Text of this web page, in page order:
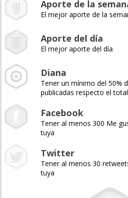
Aporte de la
El mejor aporte de la
Aporte del día
El mejor aporte del día
Diana
Tener un mínimo del 50%
publicadas respecto el
Facebook
Tener al menos 300 Me
tuya
Twitter
Tener al menos 30
tuya